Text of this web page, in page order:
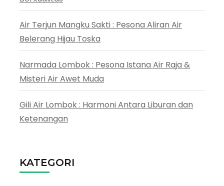
Air Terjun Mangku Sakti : Pesona Aliran Air
Belerang Hijau Toska
Narmada Lombok : Pesona Istana Air Raja &
Misteri Air Awet Muda
Gili Air Lombok : Harmoni Antara Liburan dan
Ketenangan
KATEGORI